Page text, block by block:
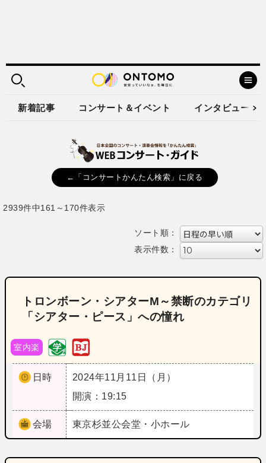
新着記事 コンサート＆イベント インタビュー
←「コンサートかんたん検索」に戻る
2939件中161～170件表示
ソート順：
表示件数：
トロンボーン・シアターM～禁断のカテゴリ
「シアター・ピース」への憧れ
室内楽
日時
2024年11月11日（月）
開演：19:15
会場 東京杉並公会堂・小ホール